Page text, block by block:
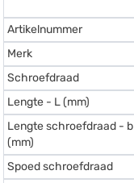
Artikelnummer
Merk
Schroefdraad
Lengte - L (mm)
Lengte schroefdraad - b
(mm)
Spoed schroefdraad